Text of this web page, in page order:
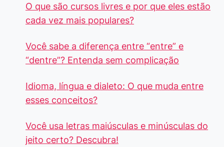
O que são cursos livres e por que eles estão
cada vez mais populares?
Você sabe a diferença entre “entre” e
“dentre”? Entenda sem complicação
Idioma, língua e dialeto: O que muda entre
esses conceitos?
Você usa letras maiúsculas e minúsculas do
jeito certo? Descubra!